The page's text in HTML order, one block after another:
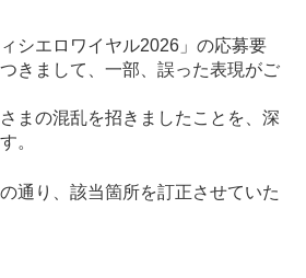
シエロワイヤル2026」の応募要
きまして、一部、誤った表現がご
まの混乱を招きましたことを、深
。
通り、該当箇所を訂正させていた